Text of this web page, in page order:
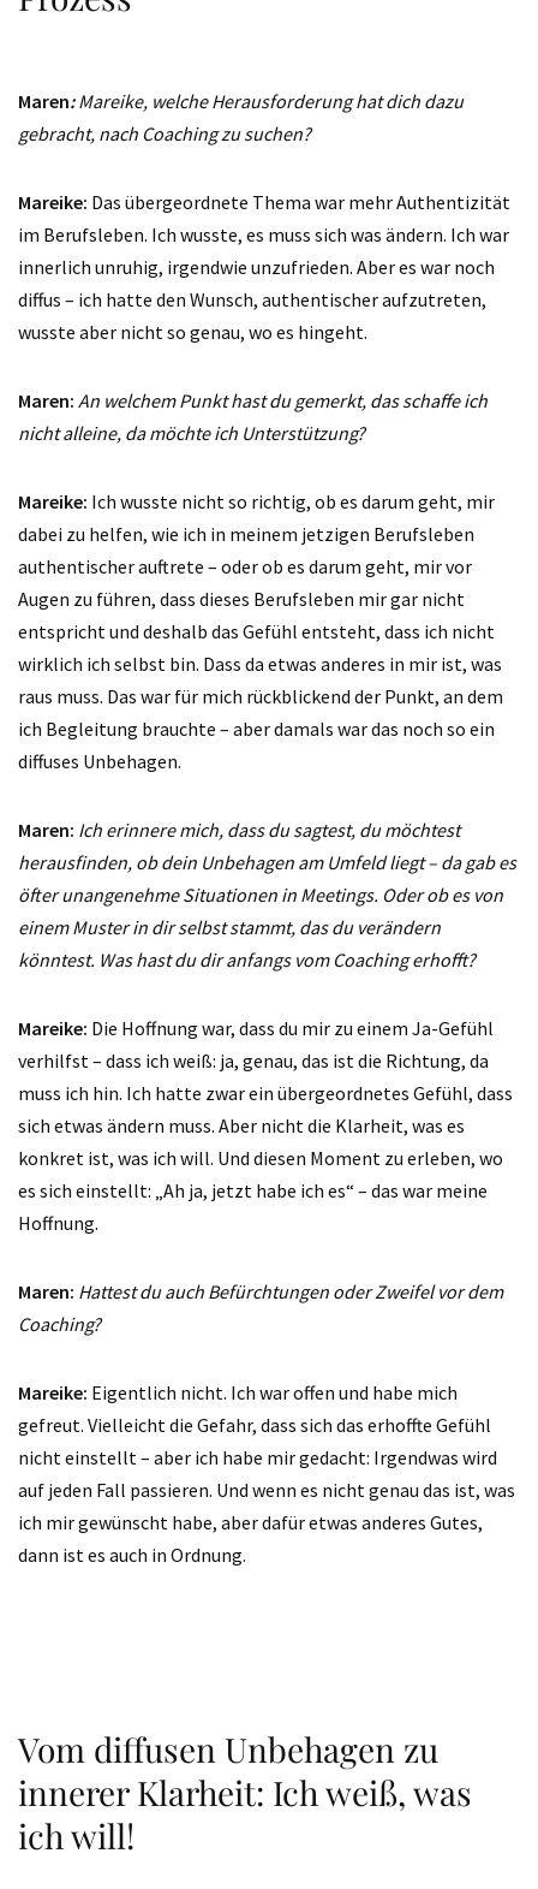
Maren:Mareike, welche Herausforderung hat dich dazu
gebracht, nach Coaching zu suchen?
Mareike: Das übergeordnete Thema war mehr Authentizität
im Berufsleben. Ich wusste, es muss sich was ändern. Ich war
innerlich unruhig, irgendwie unzufrieden. Aber es war noch
diffus – ich hatte den Wunsch, authentischer aufzutreten,
wusste aber nicht so genau, wo es hingeht.
Maren: An welchem Punkt hast du gemerkt, das schaffe ich
nicht alleine, da möchte ich Unterstützung?
Mareike: Ich wusste nicht so richtig, ob es darum geht, mir
dabei zu helfen, wie ich in meinem jetzigen Berufsleben
authentischer auftrete – oder ob es darum geht, mir vor
Augen zu führen, dass dieses Berufsleben mir gar nicht
entspricht und deshalb das Gefühl entsteht, dass ich nicht
wirklich ich selbst bin. Dass da etwas anderes in mir ist, was
raus muss. Das war für mich rückblickend der Punkt, an dem
ich Begleitung brauchte – aber damals war das noch so ein
diffuses Unbehagen.
Maren: Ich erinnere mich, dass du sagtest, du möchtest
herausfinden, ob dein Unbehagen am Umfeld liegt – da gab es
öfter unangenehme Situationen in Meetings. Oder ob es von
einem Muster in dir selbst stammt, das du verändern
könntest. Was hast du dir anfangs vom Coaching erhofft?
Mareike: Die Hoffnung war, dass du mir zu einem Ja-Gefühl
verhilfst – dass ich weiß: ja, genau, das ist die Richtung, da
muss ich hin. Ich hatte zwar ein übergeordnetes Gefühl, dass
sich etwas ändern muss. Aber nicht die Klarheit, was es
konkret ist, was ich will. Und diesen Moment zu erleben, wo
es sich einstellt: „Ah ja, jetzt habe ich es“ – das war meine
Hoffnung.
Maren: Hattest du auch Befürchtungen oder Zweifel vor dem
Coaching?
Mareike: Eigentlich nicht. Ich war offen und habe mich
gefreut. Vielleicht die Gefahr, dass sich das erhoffte Gefühl
nicht einstellt – aber ich habe mir gedacht: Irgendwas wird
auf jeden Fall passieren. Und wenn es nicht genau das ist, was
ich mir gewünscht habe, aber dafür etwas anderes Gutes,
dann ist es auch in Ordnung.
Vom diffusen Unbehagen zu
innerer Klarheit: Ich weiß, was
ich will!